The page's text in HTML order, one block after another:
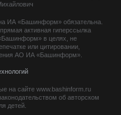
ИА «Башинформ» обязательна.
активная гиперссылка
в целях, не
или цитировании,
АО ИА «Башинформ».
на сайте www.bashinform.ru
об авторском
детей.